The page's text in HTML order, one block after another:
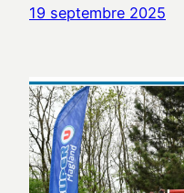
19 septembre 2025